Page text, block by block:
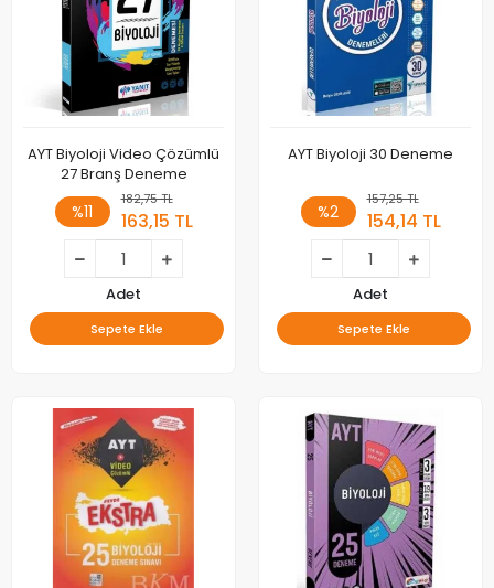
AYT Biyoloji Video Çözümlü
27 Branş Deneme
%11
182,75 TL
163,15 TL
Adet
Sepete Ekle
AYT Biyoloji 30 Deneme
%2
157,25 TL
154,14 TL
Adet
Sepete Ekle